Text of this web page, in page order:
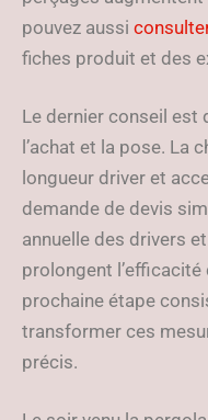
pouvez aussi
fiches produit et des
Le dernier conseil est
l’achat et la pose. La
longueur driver et
demande de devis
annuelle des drivers
prolongent l’efficacité
prochaine étape
transformer ces
précis.